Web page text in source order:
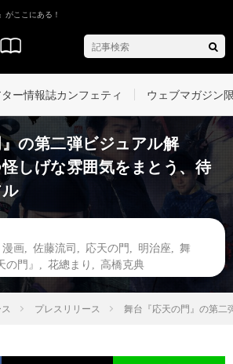
がここにある！
ー情報誌カンフェティ ウェブマガジン
の第二弾ビジュアル解
しげな雰囲気をまとう、待
漫画 佐藤流司 応天の門 明治座
舞
の門』 花總まり 高橋克典
プレスリリース 舞台『応天の門』の第